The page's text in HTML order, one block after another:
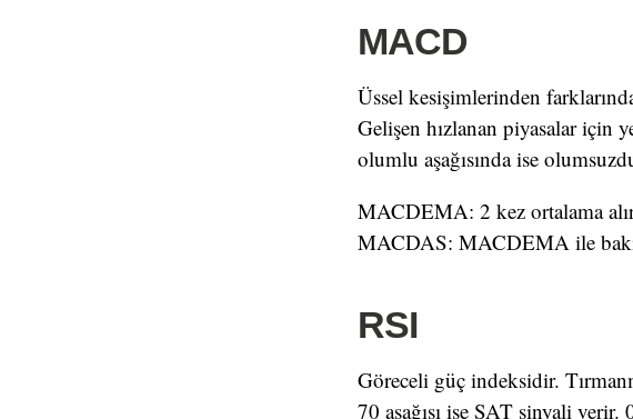
MACD
Üssel kesişimlerinden
Gelişen hızlanan piyasalar için
olumlu aşağısında ise
MACDEMA: 2 kez ortalama
MACDAS: MACDEMA ile
RSI
Göreceli güç indeksidir.
70 aşağısı ise SAT sinyali